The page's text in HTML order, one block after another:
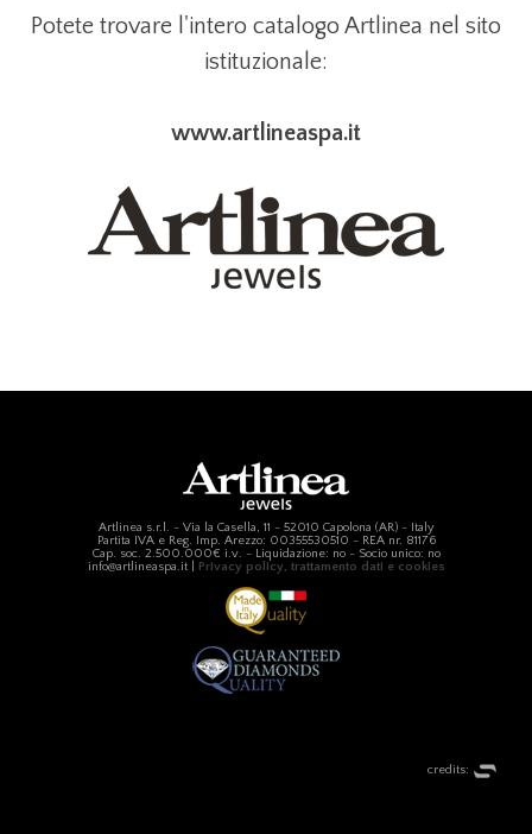
Potete trovare l'intero catalogo Artlinea nel sito
istituzionale:
www.artlineaspa.it
Artlinea s.r.l. - Via la Casella, 11 - 52010 Capolona (AR) - Italy
Partita IVA e Reg. Imp. Arezzo: 00355530510 - REA nr. 81176
Cap. soc. 2.500.000€ i.v. - Liquidazione: no - Socio unico: no
info@artlineaspa.it |
Privacy policy, trattamento dati e cookies
credits: